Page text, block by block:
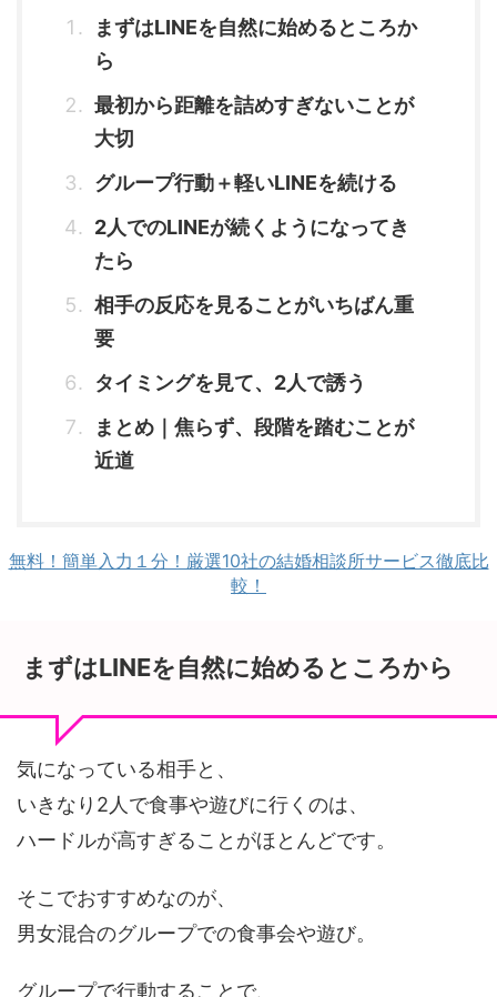
まずはLINEを自然に始めるところか
ら
最初から距離を詰めすぎないことが
大切
グループ行動＋軽いLINEを続ける
2人でのLINEが続くようになってき
たら
相手の反応を見ることがいちばん重
要
タイミングを見て、2人で誘う
まとめ｜焦らず、段階を踏むことが
近道
無料！簡単入力１分！厳選10社の結婚相談所サービス徹底比
較！
まずはLINEを自然に始めるところから
気になっている相手と、
いきなり2人で食事や遊びに行くのは、
ハードルが高すぎることがほとんどです。
そこでおすすめなのが、
男女混合のグループでの食事会や遊び。
グループで行動することで、